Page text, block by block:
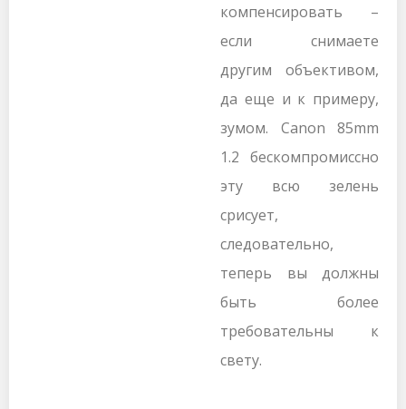
компенсировать –
если снимаете
другим объективом,
да еще и к примеру,
зумом. Canon 85mm
1.2 бескомпромиссно
эту всю зелень
срисует,
следовательно,
теперь вы должны
быть более
требовательны к
свету.